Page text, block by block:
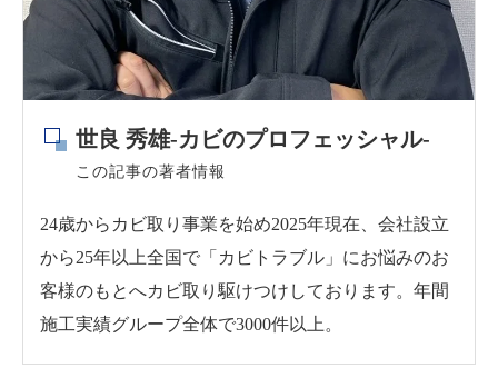
世良 秀雄-カビのプロフェッシャル-
この記事の著者情報
24歳からカビ取り事業を始め2025年現在、会社設立
から25年以上全国で「カビトラブル」にお悩みのお
客様のもとへカビ取り駆けつけしております。年間
施工実績グループ全体で3000件以上。